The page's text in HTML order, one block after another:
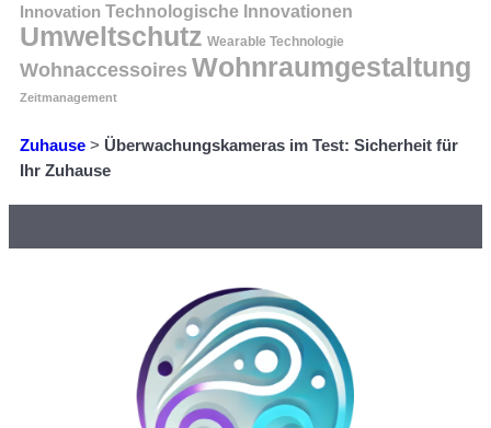
Innovation Technologische Innovationen
Umweltschutz Wearable Technologie
Wohnaccessoires Wohnraumgestaltung
Zeitmanagement
Zuhause > Überwachungskameras im Test: Sicherheit für
Ihr Zuhause